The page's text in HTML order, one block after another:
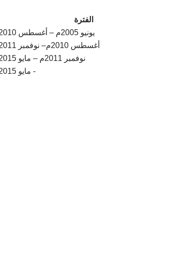
الفترة
يونيو 2005م – أغسطس 2010م
أغسطس 2010م– نوفمبر 2011م
نوفمبر 2011م – مايو 2015م
مايو 2015م -